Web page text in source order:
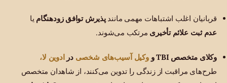
قربانیان اغلب اشتباهات مهمی مانندپذیرش توافق زودهنگام یا
عدم ثبت علائم تأخیری مرتکب می‌شوند.
وکلای متخصص TBI و وکیل آسیب‌های شخصی در ادوین لا،
طرح‌های مراقبت از زندگی را تدوین می‌کنند، از شاهدان متخصص